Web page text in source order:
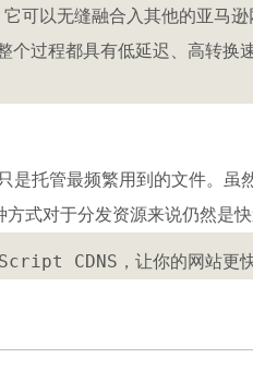
以无缝融合入其他的亚马逊
过程都具有低延迟、高转换
是托管最频繁用到的文件。虽
式对于分发资源来说仍然是快
CDNS，让你的网站更快